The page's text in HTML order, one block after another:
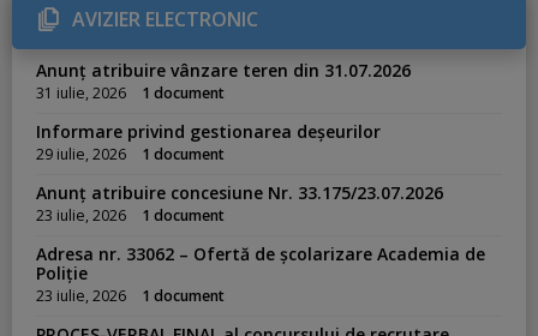
r
i
e
s
AVIZIER ELECTRONIC
Anunț atribuire vânzare teren din 31.07.2026
31 iulie, 2026 1 document
Informare privind gestionarea deșeurilor
29 iulie, 2026 1 document
Anunț atribuire concesiune Nr. 33.175/23.07.2026
23 iulie, 2026 1 document
Adresa nr. 33062 – Ofertă de școlarizare Academia de
Poliție
23 iulie, 2026 1 document